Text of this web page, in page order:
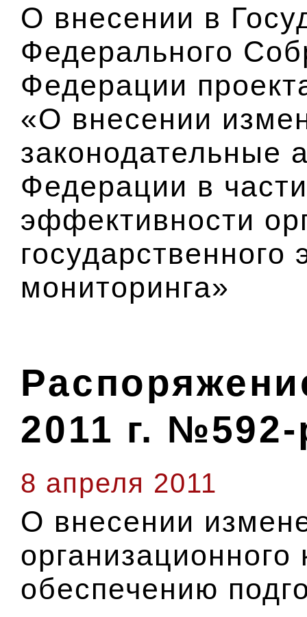
О внесении в
Федерального
Федерации
«О внесении
законодательные
Федерации в
эффективности
государственного
мониторинга»
2011 г.
8 апреля 2011
О внесении
организационного
обеспечению